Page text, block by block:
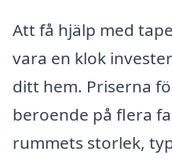
Att få hjälp med
vara en klok
ditt hem. Priserna
beroende på flera
rummets storlek,